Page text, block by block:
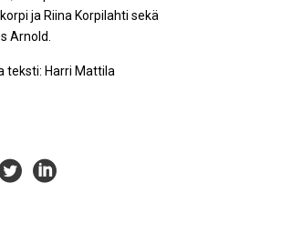
ja Riina Korpilahti sekä
Arnold.
teksti: Harri Mattila